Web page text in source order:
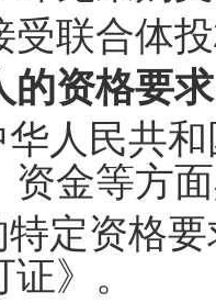
受联合体
的资格要求
人民共
资金等方
定资格
》。